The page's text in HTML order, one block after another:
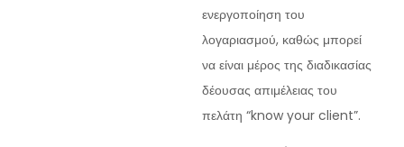
ενεργοποίηση του
λογαριασμού, καθώς μπορεί
να είναι μέρος της διαδικασίας
δέουσας απιμέλειας του
πελάτη “know your client”.